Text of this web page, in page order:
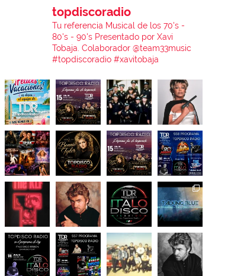
topdiscoradio
Tu referencia Musical de los 70's -
80's - 90's Presentado por Xavi
Tobaja.Colaborador @team33music
#topdiscoradio #xavitobaja